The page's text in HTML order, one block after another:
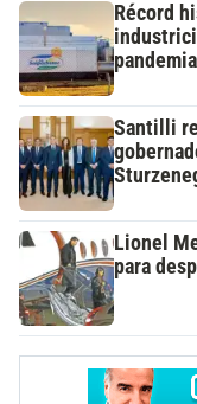
Récord
Santilli
Lionel
para